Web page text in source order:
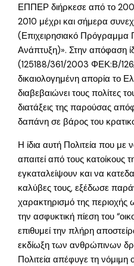
ΕΠΠΕΡ διήρκεσε από το
2010 μέχρι και σήμερα
(Επιχειρησιακό Πρόγραμμα
Ανάπτυξη)». Στην απόφαση
(125188/361/2003 ΦΕΚ:Β/
δικαιολογημένη απορία το
διαβεβαιώνει τους πολίτες
διατάξεις της παρούσας
δαπάνη σε βάρος του
Η ίδια αυτή Πολιτεία που με
απαιτεί από τους κατοίκους
εγκαταλείψουν και να
καλύβες τους, εξέδωσε
χαρακτηρισμό της
την ασφυκτική πίεση του
επιθυμεί την πλήρη
εκδίωξη των ανθρώπινων
Πολιτεία απέφυγε τη